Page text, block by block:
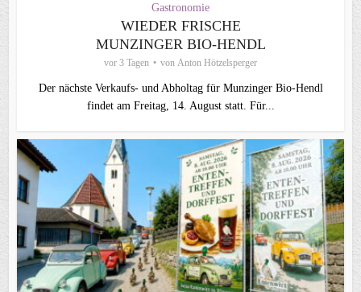
Gastronomie
WIEDER FRISCHE
MUNZINGER BIO-HENDL
vor 3 Tagen von Anton Hötzelsperger
Der nächste Verkaufs- und Abholtag für Munzinger Bio-Hendl
findet am Freitag, 14. August statt. Für...